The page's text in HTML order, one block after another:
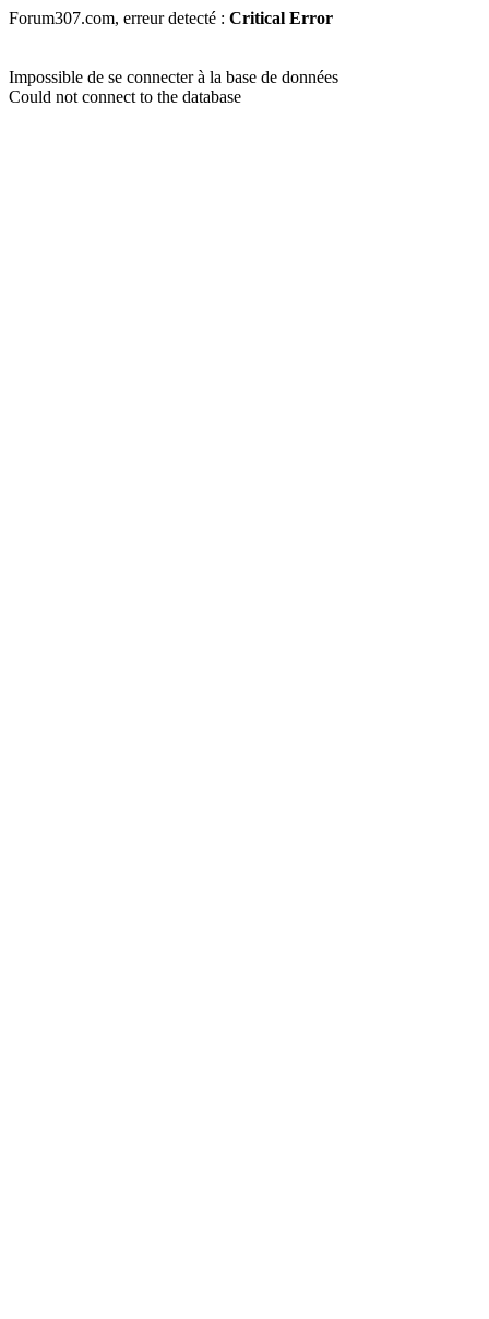
Forum307.com, erreur detecté : Critical Error
Impossible de se connecter à la base de données
Could not connect to the database